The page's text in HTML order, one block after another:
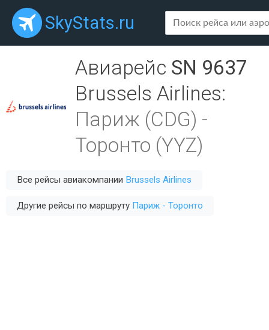
SkyStats.ru
Авиарейс SN 9637
Brussels Airlines:
Париж (CDG) -
Торонто (YYZ)
Все рейсы авиакомпании Brussels Airlines
Другие рейсы по маршруту Париж - Торонто